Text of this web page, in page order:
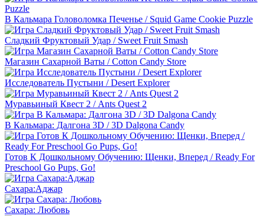
В Кальмара Головоломка Печенье / Squid Game Cookie Puzzle
Сладкий Фруктовый Удар / Sweet Fruit Smash
Магазин Сахарной Ваты / Cotton Candy Store
Исследователь Пустыни / Desert Explorer
Муравьиный Квест 2 / Ants Quest 2
В Кальмара: Далгона 3D / 3D Dalgona Candy
Готов К Дошкольному Обучению: Щенки, Вперед / Ready For
Preschool Go Pups, Go!
Сахара:Аджар
Сахара: Любовь